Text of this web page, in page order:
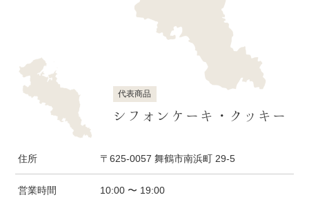
代表商品
シフォンケーキ・クッキー
住所 〒625-0057 舞鶴市南浜町 29-5
営業時間 10:00 〜 19:00